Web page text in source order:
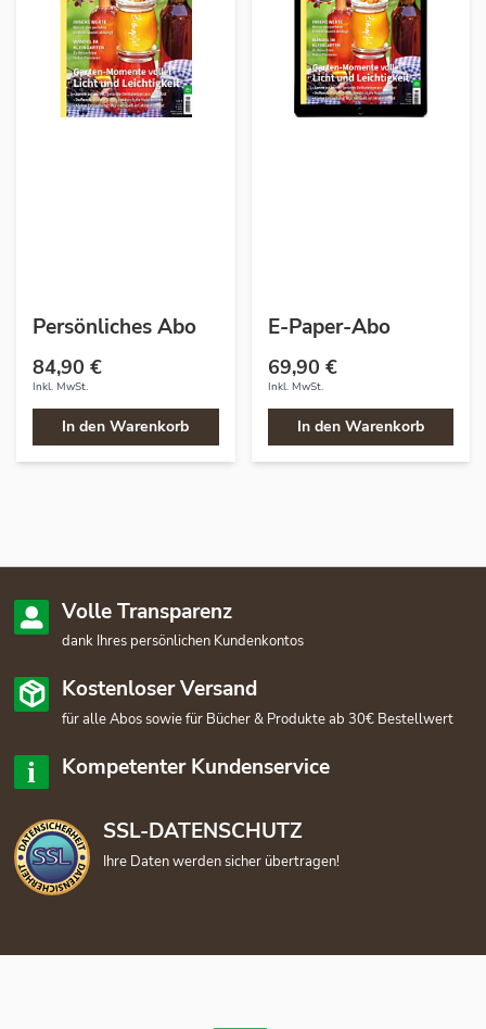
Persönliches Abo
84,90 €
Inkl. MwSt.
In den Warenkorb
E-Paper-Abo
69,90 €
Inkl. MwSt.
In den Warenkorb
Volle Transparenz
dank Ihres persönlichen Kundenkontos
Kostenloser Versand
für alle Abos sowie für Bücher & Produkte ab 30€ Bestellwert
Kompetenter Kundenservice
SSL-DATENSCHUTZ
Ihre Daten werden sicher übertragen!